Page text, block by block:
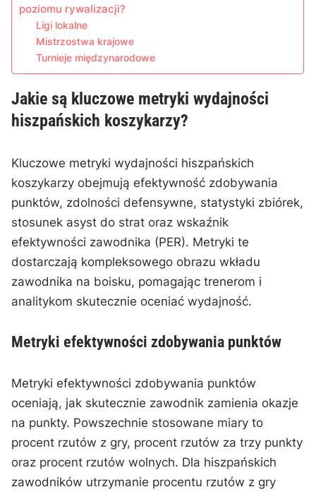
poziomu rywalizacji?
Ligi lokalne
Mistrzostwa krajowe
Turnieje międzynarodowe
Jakie są kluczowe metryki wydajności
hiszpańskich koszykarzy?
Kluczowe metryki wydajności hiszpańskich
koszykarzy obejmują efektywność zdobywania
punktów, zdolności defensywne, statystyki zbiórek,
stosunek asyst do strat oraz wskaźnik
efektywności zawodnika (PER). Metryki te
dostarczają kompleksowego obrazu wkładu
zawodnika na boisku, pomagając trenerom i
analitykom skutecznie oceniać wydajność.
Metryki efektywności zdobywania punktów
Metryki efektywności zdobywania punktów
oceniają, jak skutecznie zawodnik zamienia okazje
na punkty. Powszechnie stosowane miary to
procent rzutów z gry, procent rzutów za trzy punkty
oraz procent rzutów wolnych. Dla hiszpańskich
zawodników utrzymanie procentu rzutów z gry